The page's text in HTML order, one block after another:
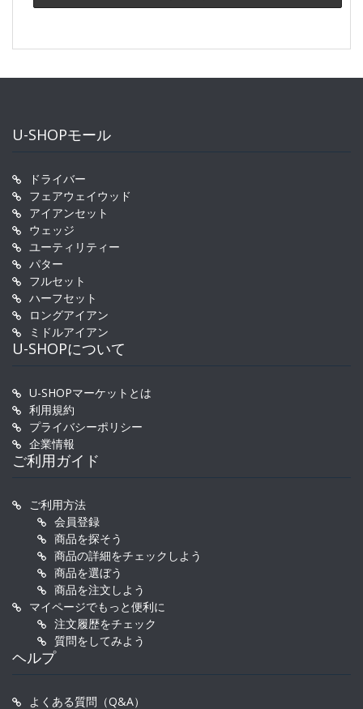
U-SHOPモール
ドライバー
フェアウェイウッド
アイアンセット
ウェッジ
ユーティリティー
パター
フルセット
ハーフセット
ロングアイアン
ミドルアイアン
U-SHOPについて
U-SHOPマーケットとは
利用規約
プライバシーポリシー
企業情報
ご利用ガイド
ご利用方法
会員登録
商品を探そう
商品の詳細をチェックしよう
商品を選ぼう
商品を注文しよう
マイページでもっと便利に
注文履歴をチェック
質問をしてみよう
ヘルプ
よくある質問（Q&A）